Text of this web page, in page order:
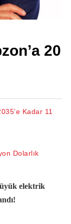
20
Kadar 11
Dolarlık
elektrik